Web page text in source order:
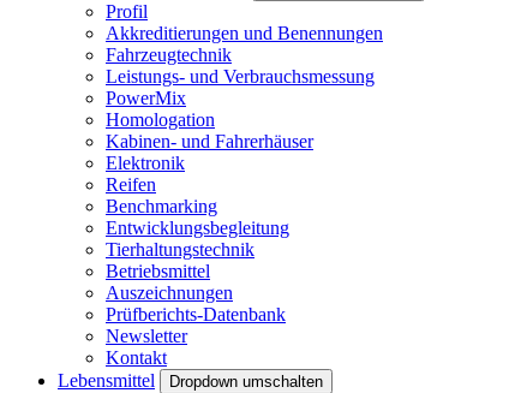
Profil
Akkreditierungen und Benennungen
Fahrzeugtechnik
Leistungs- und Verbrauchsmessung
PowerMix
Homologation
Kabinen- und Fahrerhäuser
Elektronik
Reifen
Benchmarking
Entwicklungsbegleitung
Tierhaltungstechnik
Betriebsmittel
Auszeichnungen
Prüfberichts-Datenbank
Newsletter
Kontakt
Lebensmittel
Dropdown umschalten